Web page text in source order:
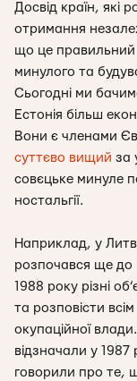
Досвід країн, які
отримання
що це правильний
минулого та
Сьогодні ми
Естонія більш
Вони є членами
суттєво вищий за
совєцьке минуле
ностальгії.
Наприклад, у
розпочався ще до
1988 року різні
та розповісти
окупаційної
відзначали у
говорили про те,